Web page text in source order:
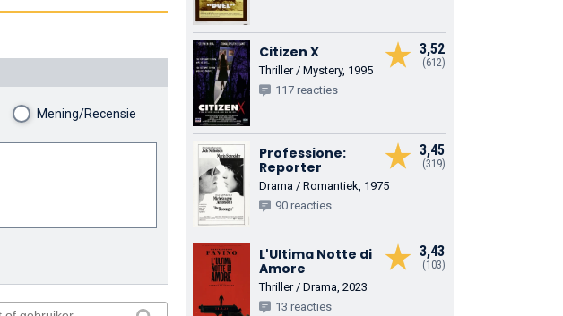
Mening/Recensie
3,52
(612)
Citizen X
Thriller / Mystery, 1995
117 reacties
3,45
(319)
Professione:
Reporter
Drama / Romantiek, 1975
90 reacties
3,43
(103)
L'Ultima Notte di
Amore
Thriller / Drama, 2023
13 reacties